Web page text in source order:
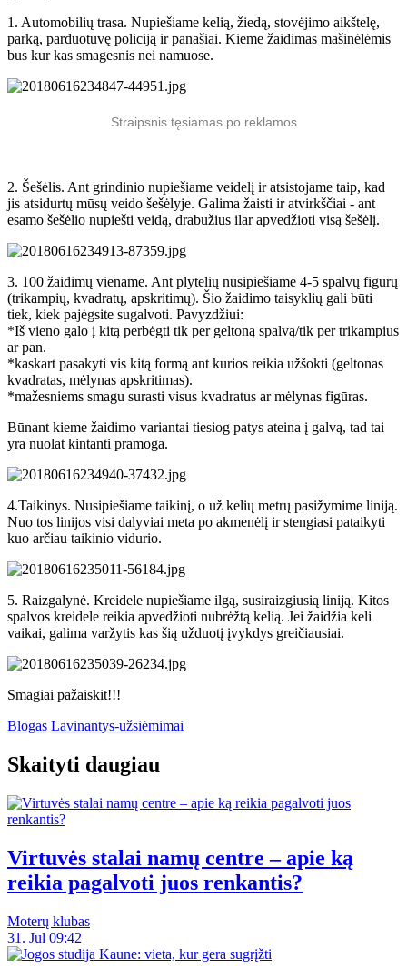
1. Automobilių trasa. Nupiešiame kelią, žiedą, stovėjimo aikštelę,
parką, parduotuvę policiją ir panašiai. Kieme žaidimas mašinėlėmis
bus kur kas smagesnis nei namuose.
Straipsnis tęsiamas po reklamos
2. Šešėlis. Ant grindinio nupiešiame veidelį ir atsistojame taip, kad
jis atsidurtų mūsų veido šešėlyje. Galima žaisti ir atvirkščiai - ant
esamo šešėlio nupiešti veidą, drabužius ilar apvedžioti visą šešėlį.
3. 100 žaidimų viename. Ant plytelių nusipiešiame 4-5 spalvų figūrų
(trikampių, kvadratų, apskritimų). Šio žaidimo taisyklių gali būti
tiek, kiek pajėgsite sugalvoti. Pavyzdžiui:
*Iš vieno galo į kitą perbėgti tik per geltoną spalvą/tik per trikampius
ar pan.
*kaskart pasakyti vis kitą formą ant kurios reikia užšokti (geltonas
kvadratas, mėlynas apskritimas).
*mažesniems smagu surasti visus kvadratus ar mėlynas figūras.
Būnant kieme žaidimo variantai tiesiog patys ateina į galvą, tad tai
yra nuolat kintanti pramoga.
4.Taikinys. Nusipiešiame taikinį, o už kelių metrų pasižymime liniją.
Nuo tos linijos visi dalyviai meta po akmenėlį ir stengiasi pataikyti
kuo arčiau taikinio vidurio.
5. Raizgalynė. Kreidele nupiešiame ilgą, susiraizgiusią liniją. Kitos
spalvos kreidele reikia apvedžioti nubrėžtą kelią. Jei žaidžia keli
vaikai, galima varžytis kas šią užduotį įvykdys greičiausiai.
Smagiai pažaiskit!!!
Blogas Lavinantys-užsiėmimai
Skaityti daugiau
Virtuvės stalai namų centre – apie ką
reikia pagalvoti juos renkantis?
Moterų klubas
31. Jul 09:42